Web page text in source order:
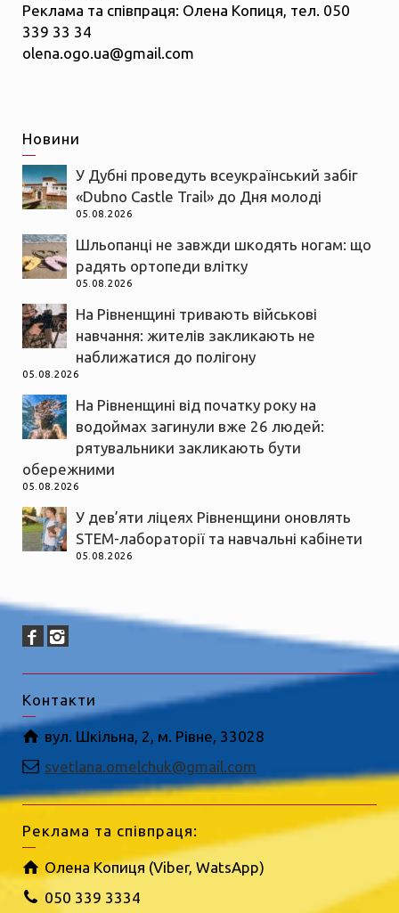
Реклама та співпраця: Олена Копиця, тел. 050
339 33 34
olena.ogo.ua@gmail.com
Новини
У Дубні проведуть всеукраїнський забіг
«Dubno Castle Trail» до Дня молоді
05.08.2026
Шльопанці не завжди шкодять ногам: що
радять ортопеди влітку
05.08.2026
На Рівненщині тривають військові
навчання: жителів закликають не
наближатися до полігону
05.08.2026
На Рівненщині від початку року на
водоймах загинули вже 26 людей:
рятувальники закликають бути
обережними
05.08.2026
У дев’яти ліцеях Рівненщини оновлять
STEM-лабораторії та навчальні кабінети
05.08.2026
Контакти
вул. Шкільна, 2, м. Рівне, 33028
svetlana.omelchuk@gmail.com
Реклама та співпраця:
Олена Копиця (Viber, WatsApp)
050 339 3334